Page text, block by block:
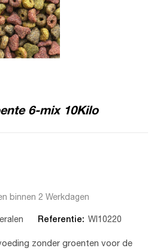
6-mix 10Kilo
binnen 2 Werkdagen
Referentie: WI10220
zonder groenten voor de